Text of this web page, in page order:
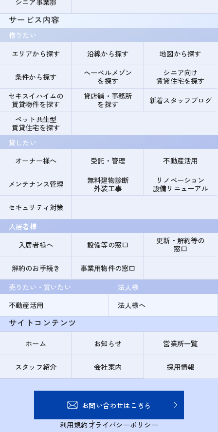
サービス内容
借りたい
エリアから探す
沿線から探す 地図から探す
条件から探す
ヘーベルメゾン
を探す
シニア向け
賃貸住宅を探す
セキスイハイムの
賃貸物件を探す
貸店舗・事務所
を探す
新着スタッフブログ
ペット共生型
賃貸住宅を探す
貸したい
オーナー様へ
受託・管理 不動産活用
メンテナンス管理
無料建物診断
外装工事
リノベーション
設備リニューアル
セキュリティ対策
入居者様
入居者様へ
設備等の窓口
更新・解約等の
窓口
解約のお手続き
事業用物件の窓口
売りたい・買いたい
不動産活用
法人様
法人様へ
サイトコンテンツ
ホーム お知らせ 営業所一覧
スタッフ紹介 会社案内 採用情報
お問い合わせはこちら
利用規約プライバシーポリシー